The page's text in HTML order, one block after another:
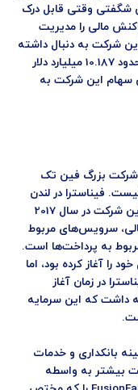
شگفتی وقتی قابل درک
فیسرو در هر ثانیه 12000 تراکنش مالی را مدیریت
شرکت به دنبال داشته
است. چنانچه درآمد کل فیسرو در سال 2019 حدود 10.187 میلیارد دلار
مربوط به سال 2021، ارزش سهام این شرکت به
شرکت بزرگ فین تک
فیناسترا در لندن
واقع شده است و بسیار جوان و نوپا است. این شرکت در سال 2017
سرویس‌های مربوط
به پرداخت‌ها است.
را آغاز کرده بود، اما
فیناسترا در زمان آغاز
دلار سرمایه داشت که این سرمایه
بانکداری و خدمات
بیشتر به واسطه